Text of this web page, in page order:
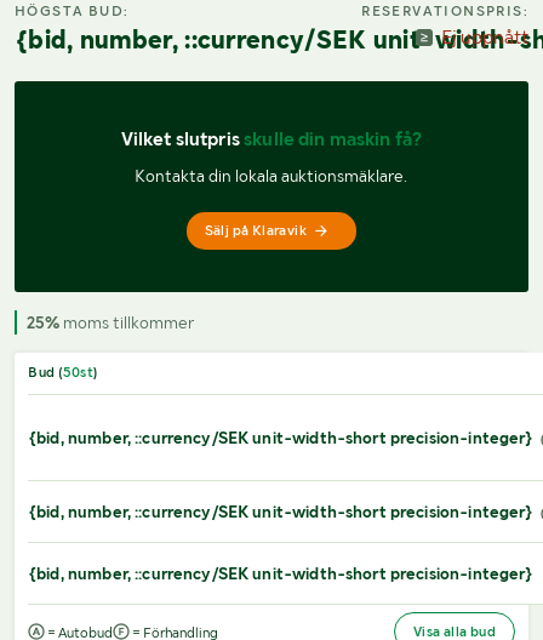
HÖGSTA BUD:
{bid, number, ::currency/SEK unit-width-
RESERVATIONSPRIS:
Ej uppnått
Vilket slutpris skulle din maskin få?
Kontakta din lokala auktionsmäklare.
Sälj på Klaravik
25% moms tillkommer
Bud (50st)
{bid, number, ::currency/SEK unit-width-short precision-integer}
{bid, number, ::currency/SEK unit-width-short precision-integer}
{bid, number, ::currency/SEK unit-width-short precision-integer}
= Autobud = Förhandling Visa alla bud